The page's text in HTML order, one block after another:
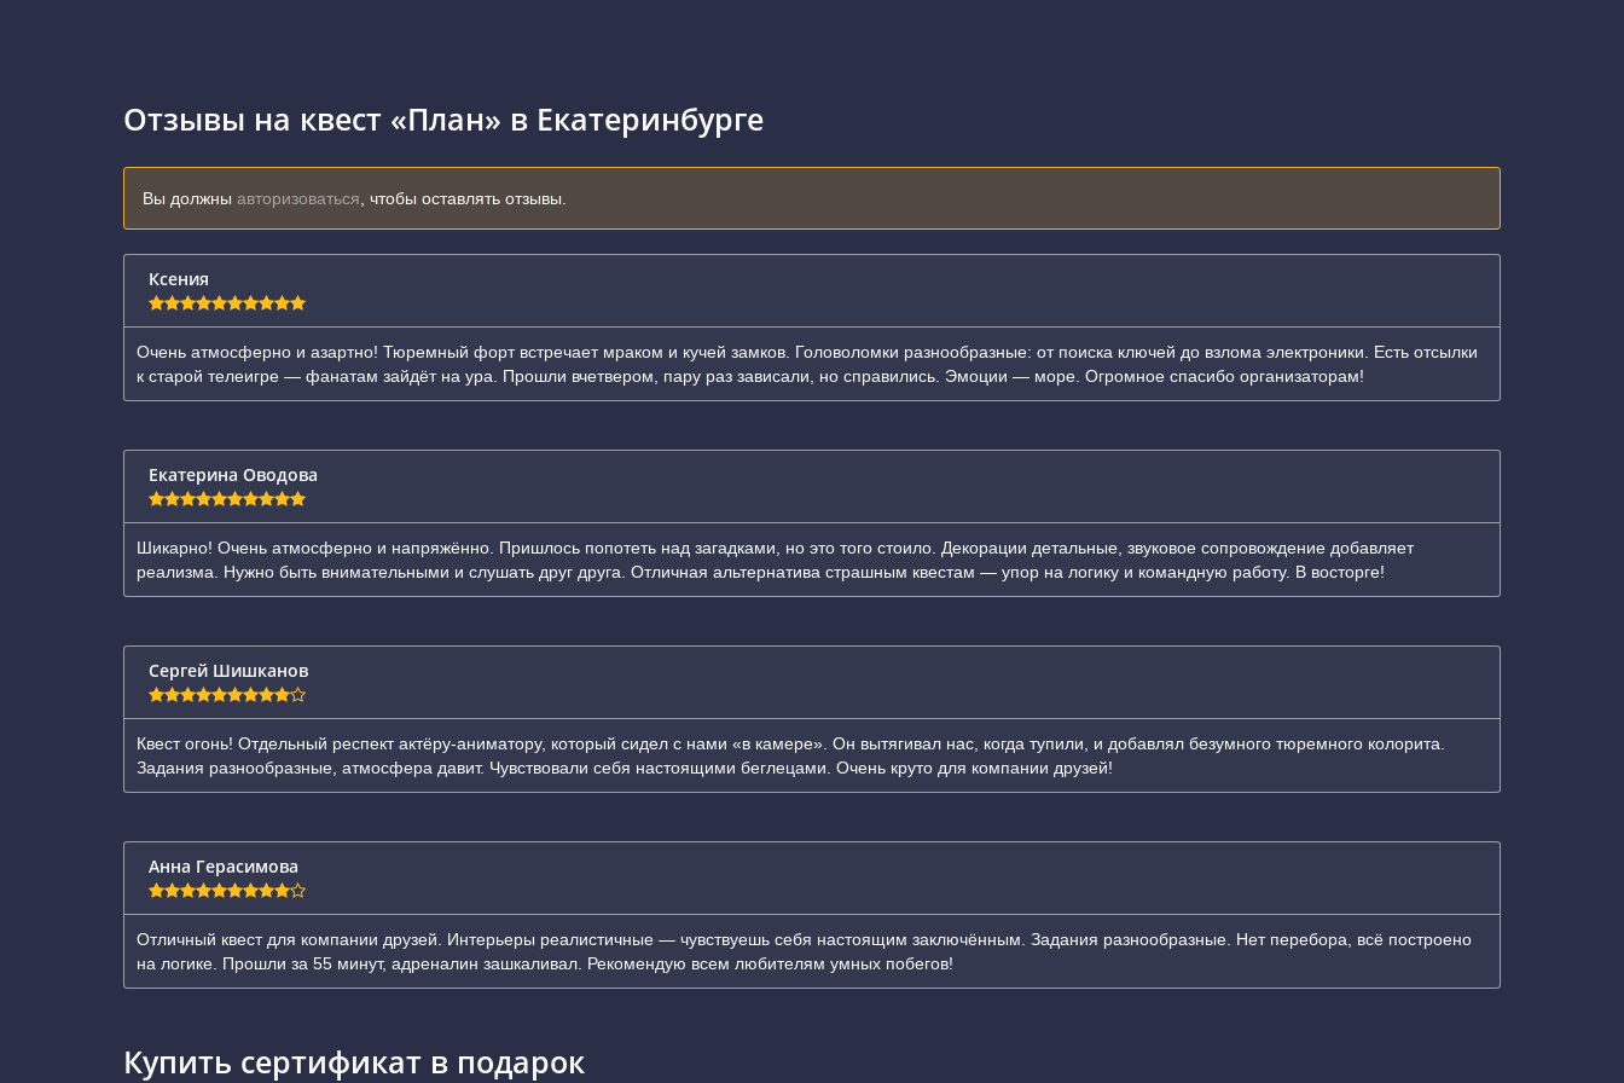
Отзывы на квест «План» в Екатеринбурге
Вы должны авторизоваться , чтобы оставлять отзывы.
Ксения
Очень атмосферно и азартно! Тюремный форт встречает мраком и кучей замков. Головоломки разнообразные: от поиска ключей до взлома электроники. Есть отсылки
к старой телеигре — фанатам зайдёт на ура. Прошли вчетвером, пару раз зависали, но справились. Эмоции — море. Огромное спасибо организаторам!
Екатерина Оводова
Шикарно! Очень атмосферно и напряжённо. Пришлось попотеть над загадками, но это того стоило. Декорации детальные, звуковое сопровождение добавляет
реализма. Нужно быть внимательными и слушать друг друга. Отличная альтернатива страшным квестам — упор на логику и командную работу. В восторге!
Сергей Шишканов
Квест огонь! Отдельный респект актёру-аниматору, который сидел с нами «в камере». Он вытягивал нас, когда тупили, и добавлял безумного тюремного колорита.
Задания разнообразные, атмосфера давит. Чувствовали себя настоящими беглецами. Очень круто для компании друзей!
Анна Герасимова
Отличный квест для компании друзей. Интерьеры реалистичные — чувствуешь себя настоящим заключённым. Задания разнообразные. Нет перебора, всё построено
на логике. Прошли за 55 минут, адреналин зашкаливал. Рекомендую всем любителям умных побегов!
Купить сертификат в подарок